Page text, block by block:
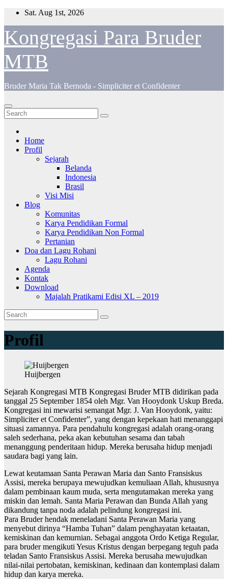
Skip
content
Sat. Aug 1st, 2026
Kongregasi Para Bruder
MTB
Bruder Maria Tak Bernoda - Simpliciter et Confidenter
Home
Profil
Sejarah
Belanda
Indonesia
Brasil
Visi Misi
Blog
Komunitas
Karya Pendidikan Formal
Karya Pendidikan Non Formal
Pertanian
Doa dan Lagu Rohani
Lagu Rohani
Agenda
Kontak
Download
Majalah Pratikami Edisi XL – 2019
Profil
Huijbergen
Sejarah Kongregasi MTB Kongregasi Bruder MTB didirikan pada
tanggal 25 September 1854 oleh Mgr. Van Hooydonk Uskup Breda.
Kongregasi ini mewarisi semangat Mgr. J. Van Hooydonk, yaitu:
Simpliciter et Confidenter”, yang dengan kepekaan hati menanggapi
situasi zamannya. Para pendahulu kongregasi adalah orang-orang
saleh sederhana, peka akan kebutuhan sesama dan tabah
menanggung penderitaan hidup. Mereka berusaha hidup menjadi
saudara bagi yang lain.
Lewat keutamaan Santa Perawan Maria dan Santo Fransiskus
Assisi, mereka berupaya mewujudkan kemuliaan Allah, khususnya
dalam pembinaan kaum muda, serta mengutamakan mereka yang
miskin dan lemah. Santa Maria Perawan dan Bunda Allah yang
dikandung tanpa noda adalah pelindung kongregasi ini.
Para Bruder hendak meneladani Santa Perawan Maria yang
menyebut dirinya “Hamba Tuhan” dalam penghayatan ketaatan,
kemiskinan dan kemurnian. Sebagai anggota Ordo Ketiga Regular,
para bruder mengikuti Yesus Kristus dengan berpegang teguh pada
teladan Santo Fransiskus Assisi. Mereka berusaha mewujudkan
nilai-nilai pertobatan, kemiskinan, kedinaan dan kontemplasi dalam
hidup dan karya mereka.